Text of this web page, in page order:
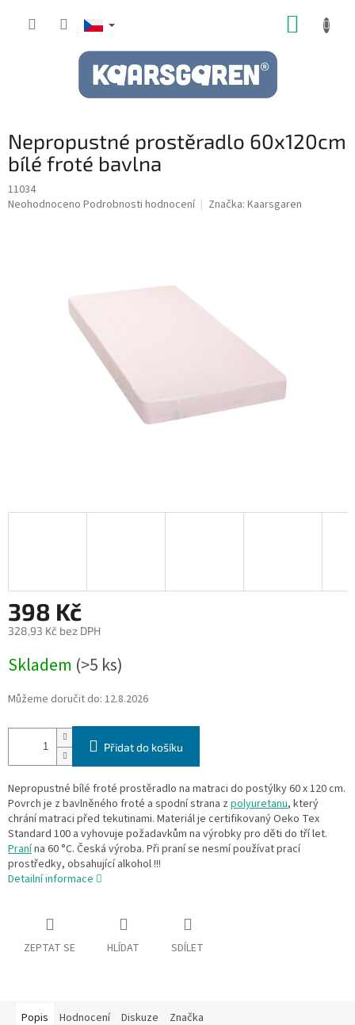
Nepropustné prostěradlo 60x120cm
bílé froté bavlna
11034
Průměrné
Neohodnoceno Podrobnosti hodnocení Značka: Kaarsgaren
398 Kč
328,93 Kč bez DPH
cena:
Skladem (>5 ks)
Můžeme doručit do: 12.8.2026
Přidat do košíku
Nepropustné bílé froté prostěradlo na matraci do postýlky 60 x 120 cm.
Povrch je z bavlněného froté a spodní strana z polyuretanu, který
chrání matraci před tekutinami. Materiál je certifikovaný Oeko Tex
Standard 100 a vyhovuje požadavkům na výrobky pro děti do tří let.
Pranína 60 °C. Česká výroba. Při praní se nesmí používat prací
prostředky, obsahující alkohol !!!
Detailní informace
ZEPTAT SE HLÍDAT SDÍLET
Popis Hodnocení Diskuze Značka